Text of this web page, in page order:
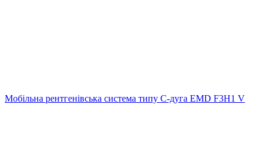
Мобільна рентгенівська система типу С-дуга EMD F3H1 V